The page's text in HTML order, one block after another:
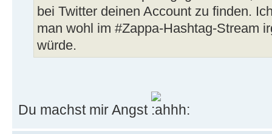
bei Twitter deinen Account zu finden.
man wohl im #Zappa-Hashtag-Stream
würde.
Du machst mir Angst